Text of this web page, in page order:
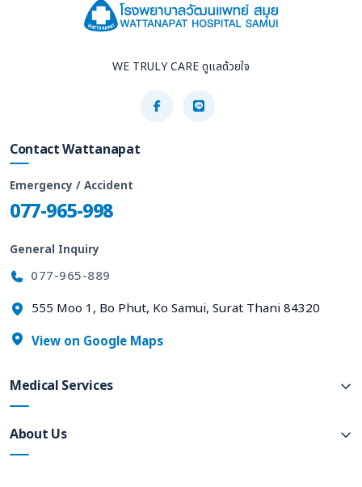
WE TRULY CARE ดูแลด้วยใจ
Contact Wattanapat
Emergency / Accident
077-965-998
General Inquiry
077-965-889
555 Moo 1, Bo Phut, Ko Samui, Surat Thani 84320
View on Google Maps
Medical Services
About Us